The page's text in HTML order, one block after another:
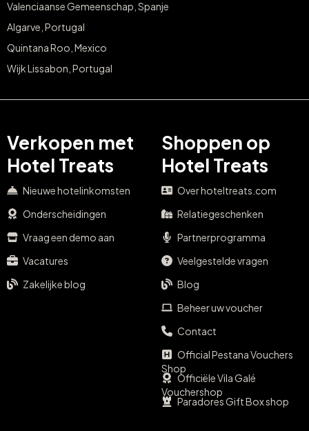
Valenciaanse Gemeenschap, Spanje
Algarve, Portugal
Quintana Roo, Mexico
Wijk Lissabon, Portugal
Verkopen met
Hotel Treats
Nieuwe hotelinkomsten
Onderscheidingen
Vraag een demo aan
Vacatures
Zakelijke blog
Shoppen op
Hotel Treats
Over hoteltreats.com
Relatiegeschenken
Partnerprogramma
Veelgestelde vragen
Blog
Beheer uw voucher
Contact
Official Pestana Vouchers
Shop
Officiële Vila Galé
Vouchershop
Paradores Gift Box shop